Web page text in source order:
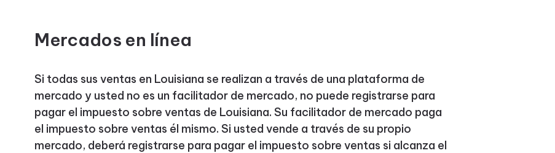
Mercados en línea
Si todas sus ventas en Louisiana se realizan a través de una plataforma de
mercado y usted no es un facilitador de mercado, no puede registrarse para
pagar el impuesto sobre ventas de Louisiana. Su facilitador de mercado paga
el impuesto sobre ventas él mismo. Si usted vende a través de su propio
mercado, deberá registrarse para pagar el impuesto sobre ventas si alcanza el